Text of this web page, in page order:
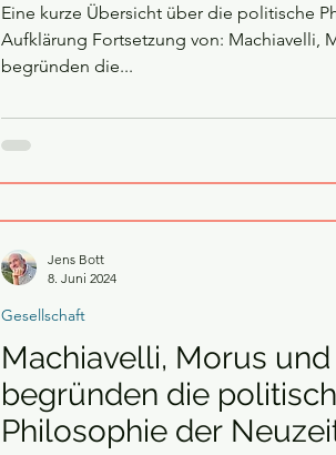
Eine kurze Übersicht über die politische
Aufklärung Fortsetzung von: Machiavelli,
begründen die...
Machiavelli, Morus
begründen die
Philosophie der
Gesellschaft
Jens Bott
8. Juni 2024